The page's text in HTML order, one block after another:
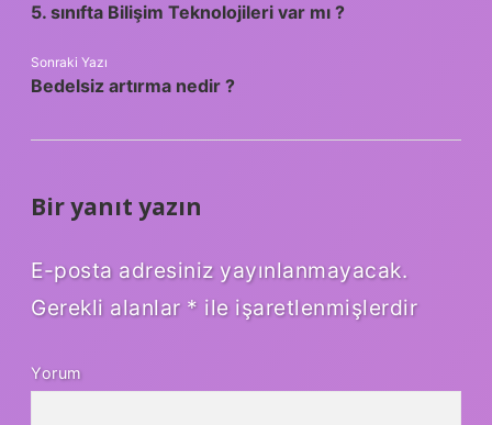
5. sınıfta Bilişim Teknolojileri var mı ?
Sonraki Yazı
Bedelsiz artırma nedir ?
Bir yanıt yazın
E-posta adresiniz yayınlanmayacak.
Gerekli alanlar * ile işaretlenmişlerdir
Yorum